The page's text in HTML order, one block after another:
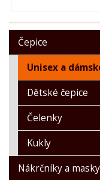
Čepice
Unisex a
Dětské čepice
Čelenky
Kukly
Nákrčníky a masky